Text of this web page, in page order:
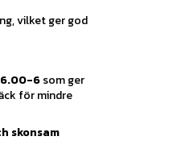
vilket ger god
6som ger
för mindre
skonsam